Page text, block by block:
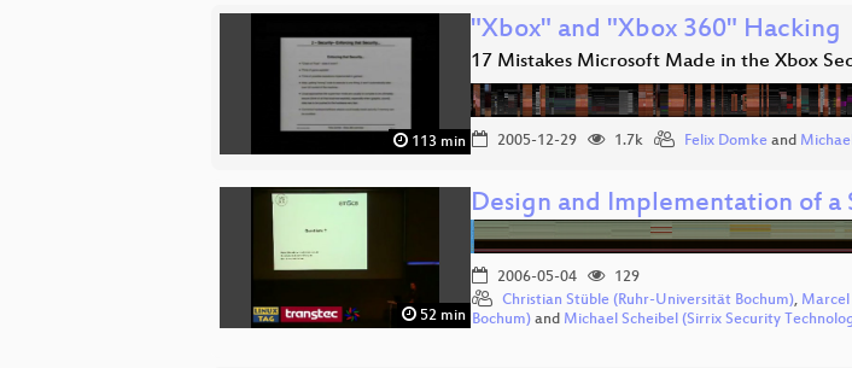
113 min
"Xbox" and "Xbox 360" Hacking
17 Mistakes Microsoft Made in the Xbox
2005-12-29 1.7k Felix Domke and
52 min
Design and Implementation of
2006-05-04
129
Christian Stüble (Ruhr-Universität Bochum), Marcel
Bochum) and Michael Scheibel (Sirrix Security